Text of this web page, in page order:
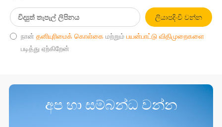
ලියාපදිංචි වන්න
நான் தனியுரிமைக் கொள்கை மற்றும் பயன்பாட்டு விதிமுறைகளை
படித்து ஏற்கிறேன்
අප හා සම්බන්ධ වන්න